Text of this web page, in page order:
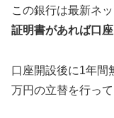
この銀行は最新ネッ
証明書があれば口
口座開設後に1年間
万円の立替を行って